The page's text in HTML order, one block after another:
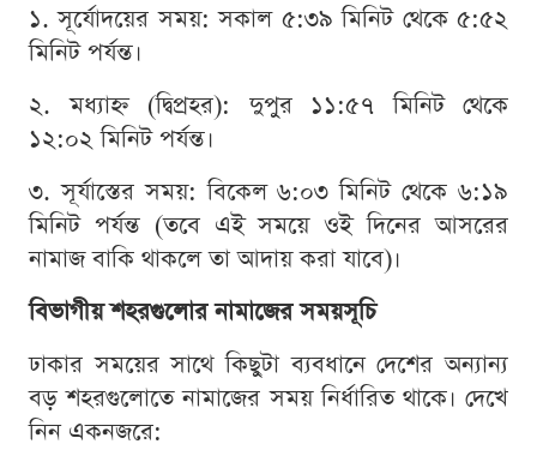
১. সূর্যোদয়ের সময়: সকাল ৫:৩৯ মিনিট থেকে ৫:৫২
মিনিট পর্যন্ত।
২. মধ্যাহ্ন (দ্বিপ্রহর): দুপুর ১১:৫৭ মিনিট থেকে
১২:০২ মিনিট পর্যন্ত।
৩. সূর্যাস্তের সময়: বিকেল ৬:০৩ মিনিট থেকে ৬:১৯
মিনিট পর্যন্ত (তবে এই সময়ে ওই দিনের আসরের
নামাজ বাকি থাকলে তা আদায় করা যাবে)।
বিভাগীয় শহরগুলোর নামাজের সময়সূচি
ঢাকার সময়ের সাথে কিছুটা ব্যবধানে দেশের অন্যান্য
বড় শহরগুলোতে নামাজের সময় নির্ধারিত থাকে। দেখে
নিন একনজরে: